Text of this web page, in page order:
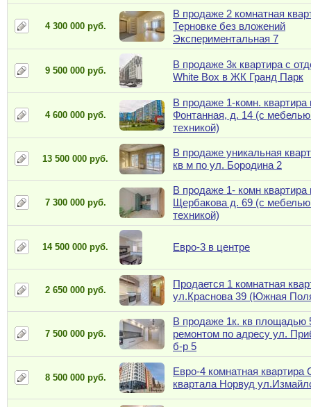
4 300 000 руб.
В продаже 2 комнатная
Терновке без вложений
Экспериментальная 7
9 500 000 руб.
В продаже 3к квартира с
White Box в ЖК Гранд Парк
4 600 000 руб.
В продаже 1-комн. квартира
Фонтанная, д. 14 (с
техникой)
13 500 000 руб.
В продаже уникальная
кв м по ул. Бородина 2
7 300 000 руб.
В продаже 1- комн квартира
Щербакова д. 69 (с
техникой)
14 500 000 руб. Евро-3 в центре
2 650 000 руб.
Продается 1 комнатная
ул.Краснова 39 (Южная
7 500 000 руб.
В продаже 1к. кв площадью
ремонтом по адресу ул.
б-р 5
8 500 000 руб.
Евро-4 комнатная квартира
квартала Норвуд